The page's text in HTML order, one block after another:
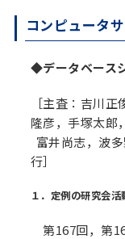
コンピュータ
◆データベース
［主査：吉川
隆彦，手塚太郎，
富井尚志，波
行］
１．定例の研究会活
第167回，第